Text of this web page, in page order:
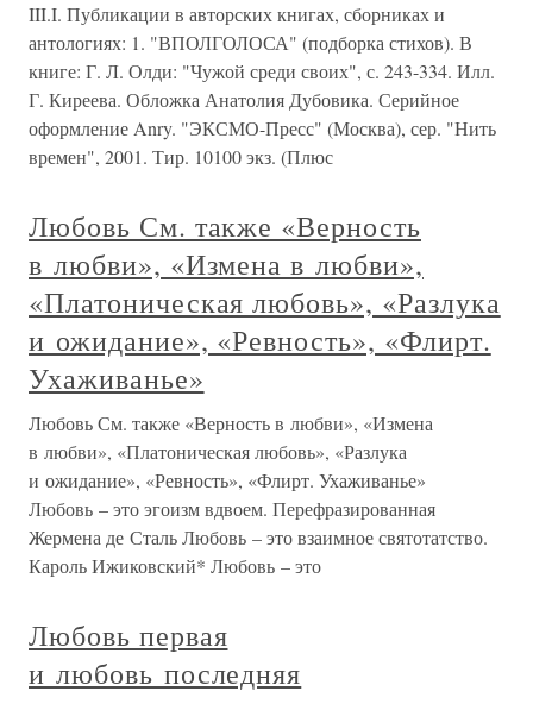
III.I. Публикации в авторских книгах, сборниках и
антологиях: 1. "ВПОЛГОЛОСА" (подборка стихов). В
книге: Г. Л. Олди: "Чужой среди своих", с. 243-334. Илл.
Г. Киреева. Обложка Анатолия Дубовика. Серийное
оформление Anry. "ЭКСМО-Пресс" (Москва), сер. "Нить
времен", 2001. Тир. 10100 экз. (Плюс
Любовь См. также «Верность
в любви», «Измена в любви»,
«Платоническая любовь», «Разлука
и ожидание», «Ревность», «Флирт.
Ухаживанье»
Любовь См. также «Верность в любви», «Измена
в любви», «Платоническая любовь», «Разлука
и ожидание», «Ревность», «Флирт. Ухаживанье»
Любовь – это эгоизм вдвоем. Перефразированная
Жермена де Сталь Любовь – это взаимное святотатство.
Кароль Ижиковский* Любовь – это
Любовь первая
и любовь последняя